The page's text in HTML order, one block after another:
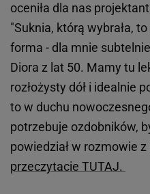
oceniła dla nas
"Suknia, którą wybrała,
forma - dla mnie
Diora z lat 50. Mamy tu
rozłożysty dół i idealnie
to w duchu
potrzebuje ozdobników,
powiedział w rozmowie z
przeczytacie TUTAJ.